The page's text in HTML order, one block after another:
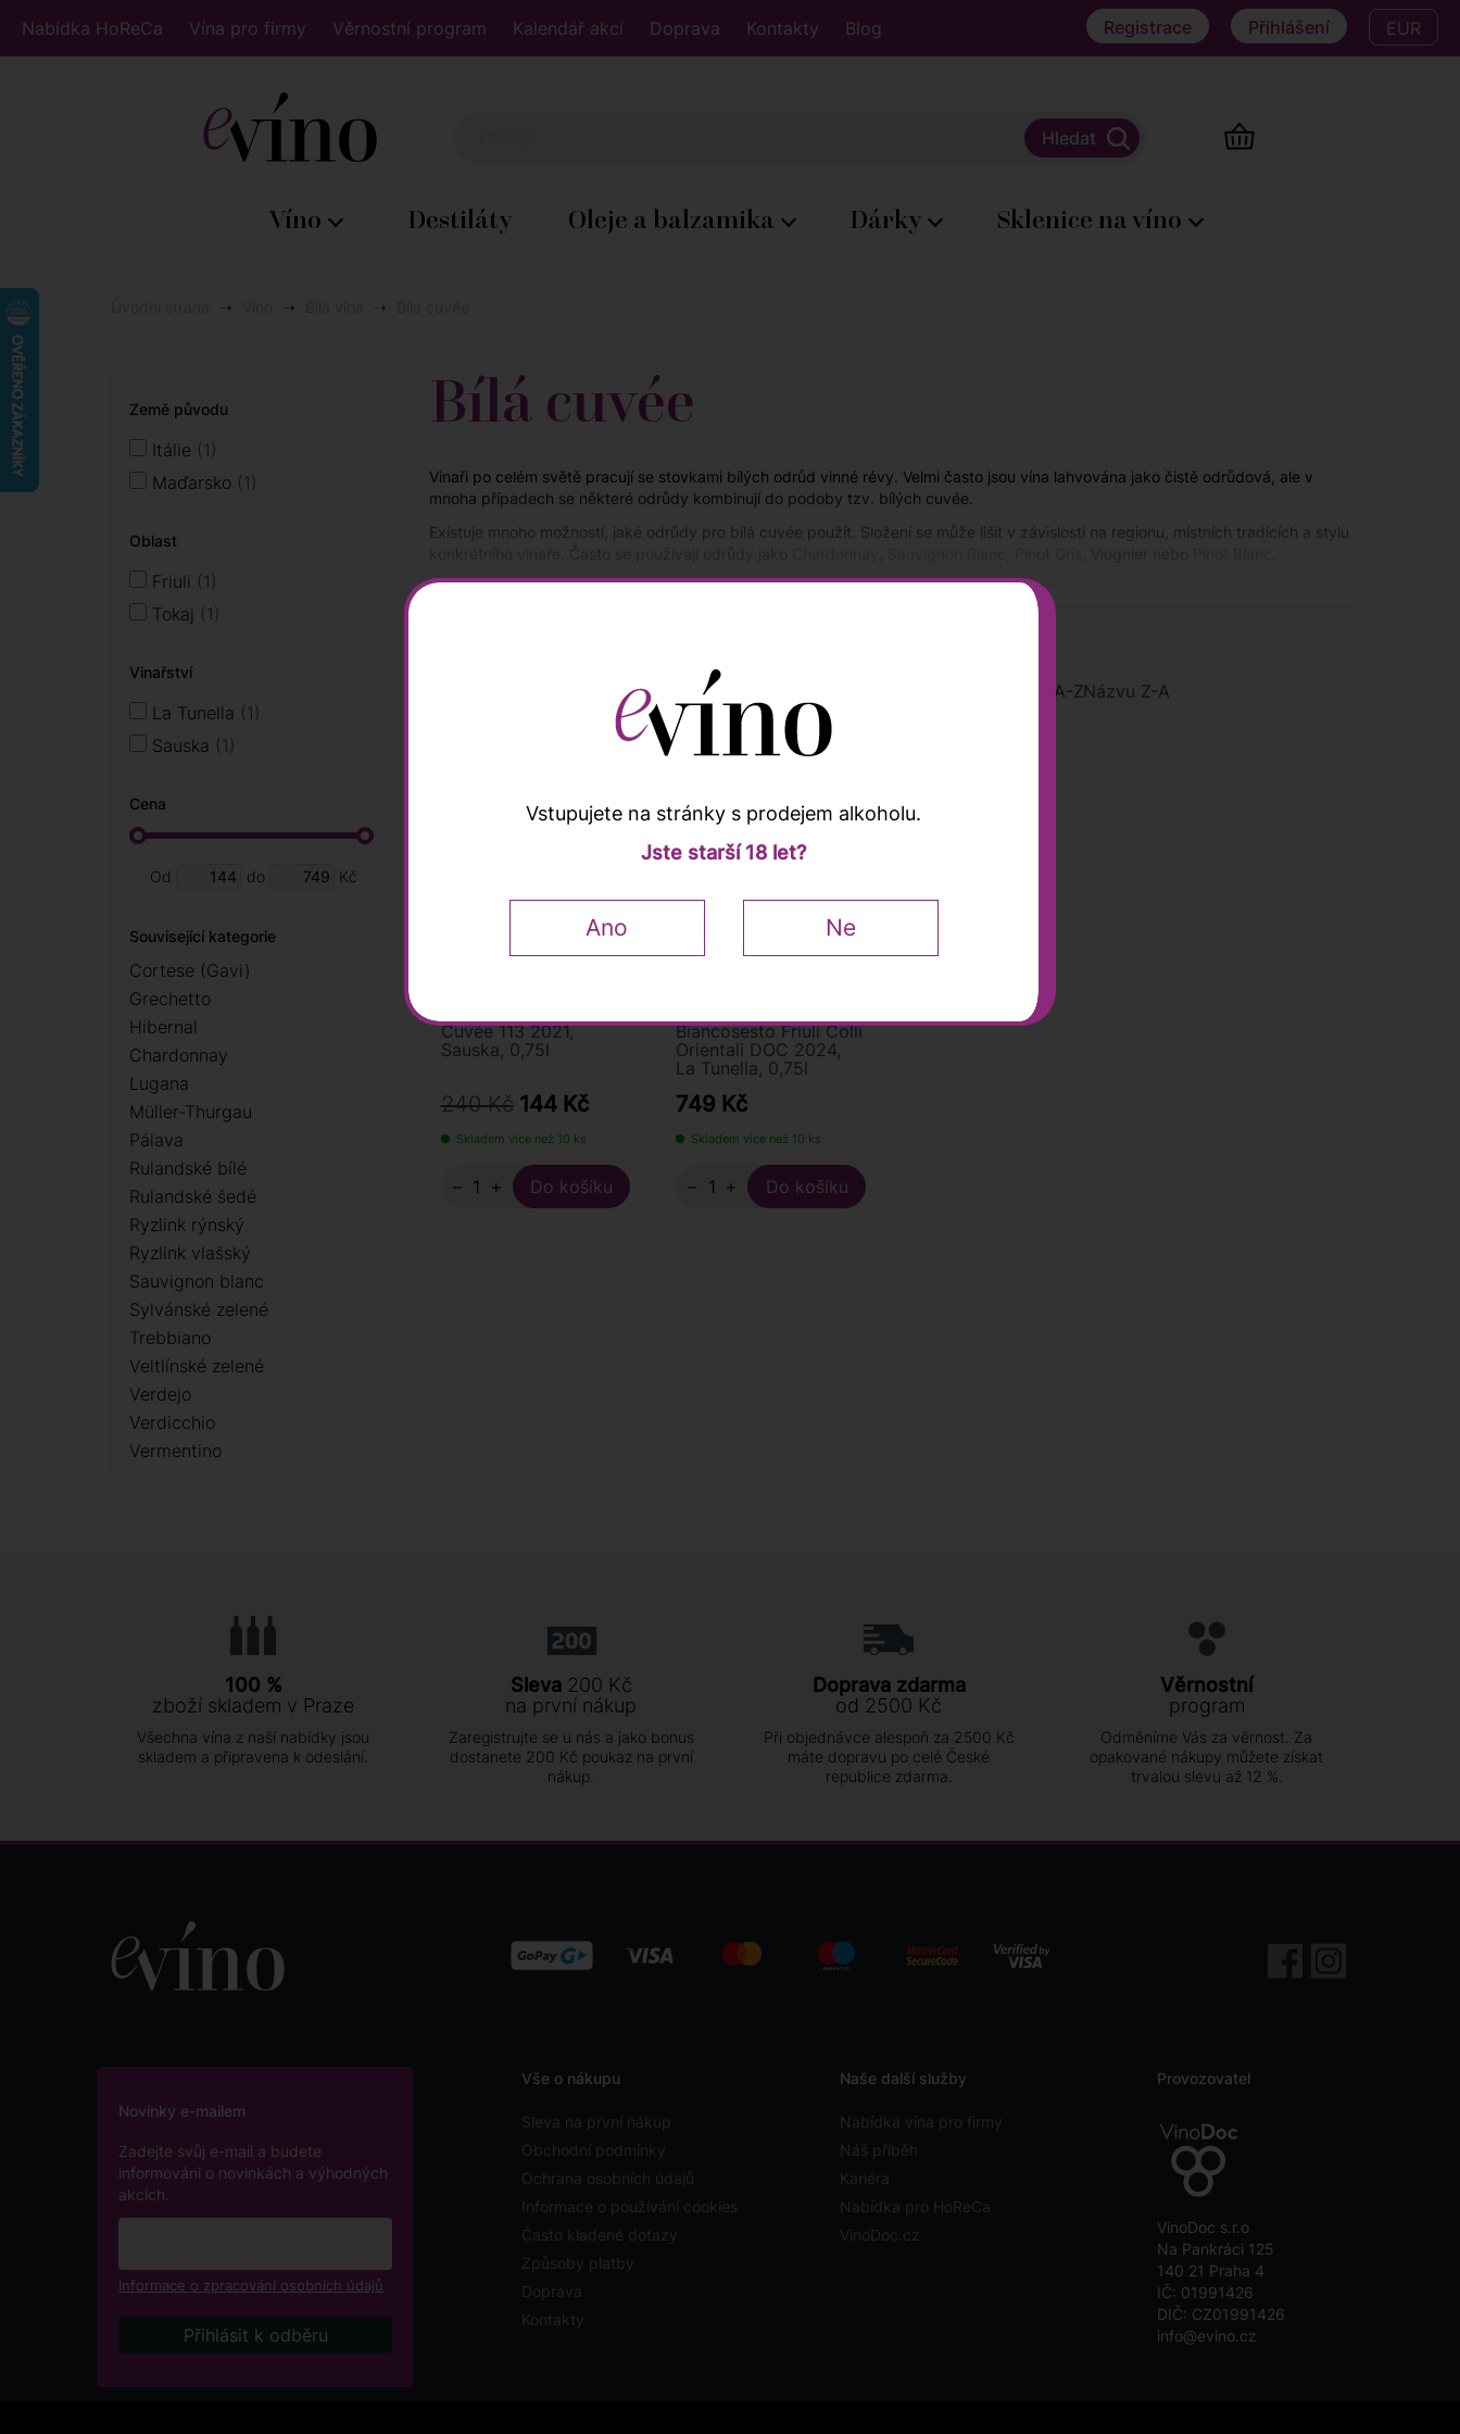
Nabídka HoReCa Vína pro firmy Věrnostní program Kalendář akcí Doprava Kontakty Blog Registrace Přihlášení EUR
Víno Destiláty Oleje a balzamika Dárky Sklenice na víno
Bílá cuvée
Vinaři po celém světě pracují se stovkami bílých odrůd vinné révy. Velmi často jsou vína lahvována jako čistě odrůdová, ale v
mnoha případech se některé odrůdy kombinují do podoby tzv. bílých cuvée.
Existuje mnoho možností, jaké odrůdy pro bílá cuvée použít. Složení se může lišit v závislosti na regionu, místních tradicích a stylu
Bílá cuvée vinaři produkují s cílem spojit unikátní vlastnosti několika odrůd a dosáhnout zajímavějšího vína. Například k
Chardonnay se dobře hodí odrůdy, které mají intenzivnější aromatiku a přirozeně vysokou kyselost. Někdy se přidávají malé
Nejprodávanějších Názvu A-ZNázvu Z-A
Cuvée 113 2021,
Sauska, 0,75l
240 Kč 144 Kč
Skladem více než 10 ks
− +
Biancosesto Friuli Colli
Orientali DOC 2024,
La Tunella, 0,75l
749 Kč
Skladem více než 10 ks
− +
Země původu
Itálie
1
Maďarsko 1
Oblast
Friuli
1
Tokaj
1
Vinařství
La Tunella
1
Sauska
1
Cena
Od do Kč
Související kategorie
Cortese (Gavi)
Grechetto
Hibernal
Chardonnay
Lugana
Müller-Thurgau
Pálava
Rulandské bílé
Rulandské šedé
Ryzlink rýnský
Ryzlink vlašský
Sauvignon blanc
Sylvánské zelené
Trebbiano
Veltlínské zelené
Verdejo
Verdicchio
Vermentino
100 %
zboží skladem v Praze
Všechna vína z naší nabídky jsou
skladem a připravena k odeslání.
Sleva200 Kč
na první nákup
Zaregistrujte se u nás a jako bonus
dostanete 200 Kč poukaz na první
nákup.
Doprava zdarma
od 2500 Kč
Při objednávce alespoň za 2500 Kč
máte dopravu po celé České
republice zdarma.
Věrnostní
program
Odměníme Vás za věrnost. Za
opakované nákupy můžete získat
trvalou slevu až 12 %.
Vše o nákupu
Sleva na první nákup
Obchodní podmínky
Ochrana osobních údajů
Informace o používání cookies
Často kladené dotazy
Způsoby platby
Doprava
Kontakty
Naše další služby
Nabídka vína pro firmy
Náš příběh
Kariéra
Nabídka pro HoReCa
VinoDoc.cz
Provozovatel
VinoDoc s.r.o
Na Pankráci 125
140 21 Praha 4
IČ: 01991426
DIČ: CZ01991426
info@evino.cz
Novinky e-mailem
Zadejte svůj e-mail a budete
informováni o novinkách a výhodných
akcích.
Informace o zpracování osobních údajů
Vstupujete na stránky s prodejem alkoholu.
Jste starší 18 let?
Ano Ne